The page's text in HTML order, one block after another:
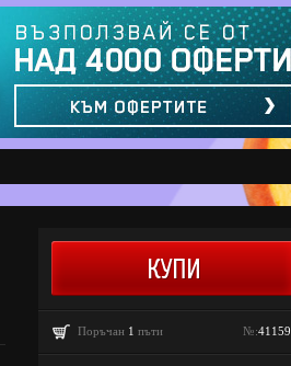
Поръчан 1 пъти №:41159